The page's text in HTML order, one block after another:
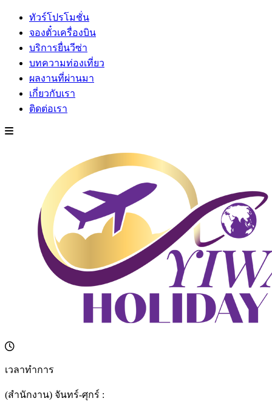
ทัวร์โปรโมชั่น
จองตั๋วเครื่องบิน
บริการยื่นวีซ่า
บทความท่องเที่ยว
ผลงานที่ผ่านมา
เกี่ยวกับเรา
ติดต่อเรา
เวลาทำการ
(สำนักงาน) จันทร์-ศุกร์ :